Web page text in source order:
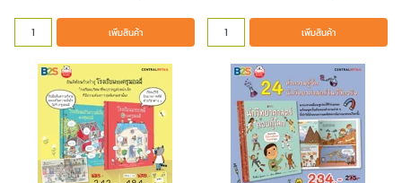
เพิ่มสินค้า เพิ่มสินค้า